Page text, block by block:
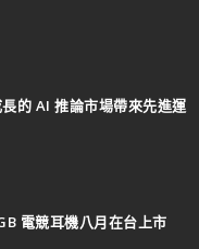
的 AI 推論市場帶來先進運
電競耳機八月在台上市